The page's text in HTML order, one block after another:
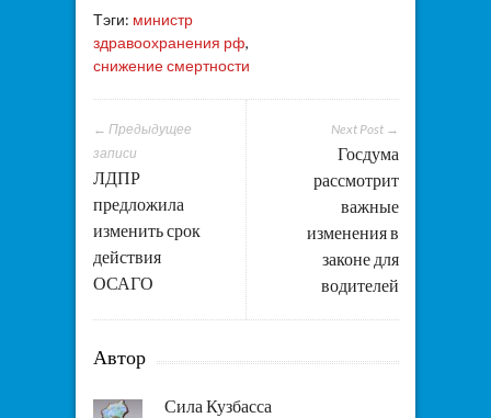
Тэги: министр
здравоохранения рф,
снижение смертности
Next Post →
Госдума
рассмотрит
важные
изменения в
законе для
водителей
← Предыдущее
записи
ЛДПР
предложила
изменить срок
действия
ОСАГО
Автор
Сила Кузбасса